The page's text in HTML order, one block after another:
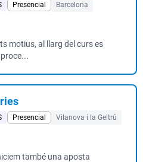
Presencial
Barcelona
motius, al llarg del curs es
Presencial
Vilanova i la Geltrú
també una aposta